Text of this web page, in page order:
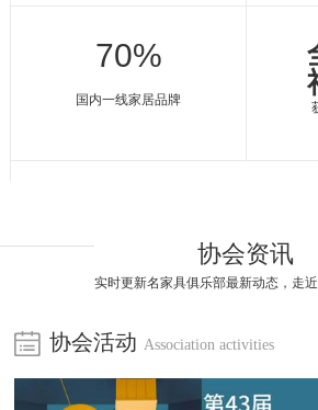
70%
国内一线家居品牌
协会资讯
实时更新名家具俱乐部最新动态，走
协会活动 Association activities